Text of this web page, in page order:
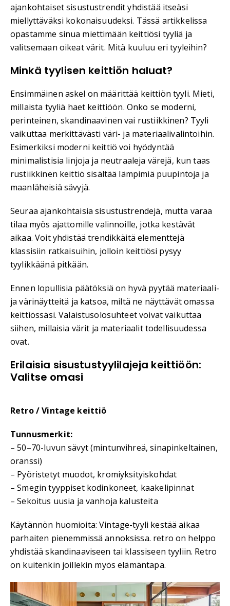
ajankohtaiset sisustustrendit yhdistää itseäsi
miellyttäväksi kokonaisuudeksi. Tässä artikkelissa
opastamme sinua miettimään keittiösi tyyliä ja
valitsemaan oikeat värit. Mitä kuuluu eri tyyleihin?
Minkä tyylisen keittiön haluat?
Ensimmäinen askel on määrittää keittiön tyyli. Mieti,
millaista tyyliä haet keittiöön. Onko se moderni,
perinteinen, skandinaavinen vai rustiikkinen? Tyyli
vaikuttaa merkittävästi väri- ja materiaalivalintoihin.
Esimerkiksi moderni keittiö voi hyödyntää
minimalistisia linjoja ja neutraaleja värejä, kun taas
rustiikkinen keittiö sisältää lämpimiä puupintoja ja
maanläheisiä sävyjä.
Seuraa ajankohtaisia sisustustrendejä, mutta varaa
tilaa myös ajattomille valinnoille, jotka kestävät
aikaa. Voit yhdistää trendikkäitä elementtejä
klassisiin ratkaisuihin, jolloin keittiösi pysyy
tyylikkäänä pitkään.
Ennen lopullisia päätöksiä on hyvä pyytää materiaali-
ja värinäytteitä ja katsoa, miltä ne näyttävät omassa
keittiössäsi. Valaistusolosuhteet voivat vaikuttaa
siihen, millaisia värit ja materiaalit todellisuudessa
ovat.
Erilaisia sisustustyylilajeja keittiöön:
Valitse omasi
Retro / Vintage keittiö
Tunnusmerkit:
– 50–70-luvun sävyt (mintunvihreä, sinapinkeltainen,
oranssi)
– Pyöristetyt muodot, kromiyksityiskohdat
– Smegin tyyppiset kodinkoneet, kaakelipinnat
– Sekoitus uusia ja vanhoja kalusteita
Käytännön huomioita: Vintage-tyyli kestää aikaa
parhaiten pienemmissä annoksissa. retro on helppo
yhdistää skandinaaviseen tai klassiseen tyyliin. Retro
on kuitenkin joillekin myös elämäntapa.